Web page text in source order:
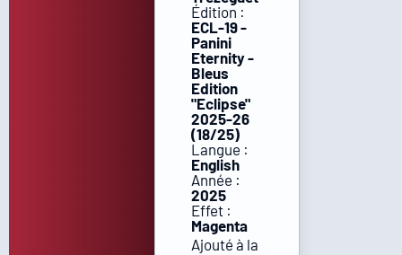
Édition :
ECL-19 -
Panini
Eternity -
Bleus
Edition
"Eclipse"
2025-26
(18/25)
Langue :
English
Année :
2025
Effet :
Magenta
Ajouté à la